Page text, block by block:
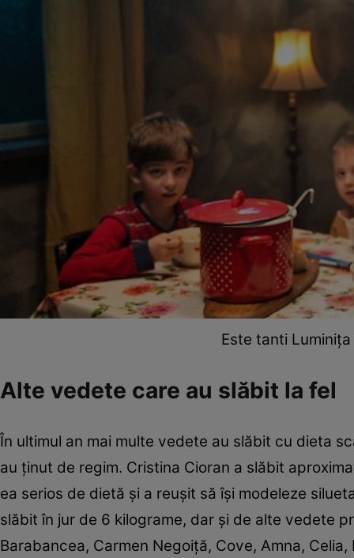
Este tanti
Alte vedete care au slăbit la fel
În ultimul an mai multe vedete au slăbit cu dieta
au ținut de regim. Cristina Cioran a slăbit
ea serios de dietă și a reușit să își modeleze
slăbit în jur de 6 kilograme, dar și de alte vedete
Barabancea, Carmen Negoiță, Cove, Amna,